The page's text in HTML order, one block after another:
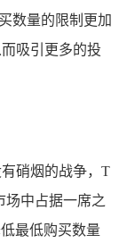
数量的限制更加
吸引更多的投
硝烟的战争，T
场中占据一席之
最低购买数量